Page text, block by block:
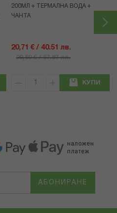
200МЛ + ТЕРМАЛНА ВОДА +
ЧАНТА
20,71 € / 40.51 лв.
29,59 € / 57.87 лв.
КУПИ
АБОНИРАНЕ